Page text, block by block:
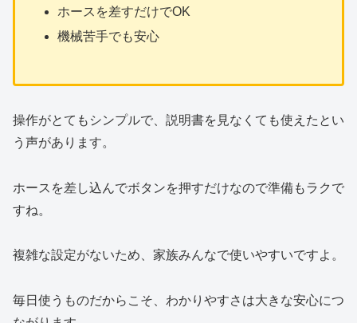
ホースを差すだけでOK
機械苦手でも安心
操作がとてもシンプルで、説明書を見なくても使えたとい
う声があります。
ホースを差し込んでボタンを押すだけなので準備もラクで
すね。
複雑な設定がないため、家族みんなで使いやすいですよ。
毎日使うものだからこそ、わかりやすさは大きな安心につ